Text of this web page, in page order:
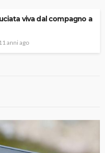
viva dal compagno a
11 anni ago